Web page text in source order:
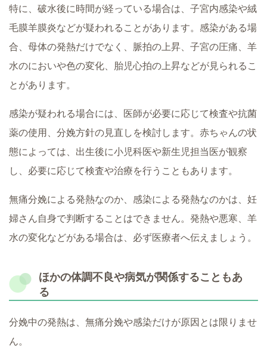
特に、破水後に時間が経っている場合は、子宮内感染や絨
毛膜羊膜炎などが疑われることがあります。感染がある場
合、母体の発熱だけでなく、脈拍の上昇、子宮の圧痛、羊
水のにおいや色の変化、胎児心拍の上昇などが見られるこ
とがあります。
感染が疑われる場合には、医師が必要に応じて検査や抗菌
薬の使用、分娩方針の見直しを検討します。赤ちゃんの状
態によっては、出生後に小児科医や新生児担当医が観察
し、必要に応じて検査や治療を行うこともあります。
無痛分娩による発熱なのか、感染による発熱なのかは、妊
婦さん自身で判断することはできません。発熱や悪寒、羊
水の変化などがある場合は、必ず医療者へ伝えましょう。
ほかの体調不良や病気が関係することもあ
る
分娩中の発熱は、無痛分娩や感染だけが原因とは限りませ
ん。